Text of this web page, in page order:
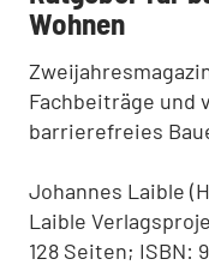
Wohnen
Fachbeiträge und
barrierefreies
Johannes Laible
Laible
128 Seiten; ISBN: